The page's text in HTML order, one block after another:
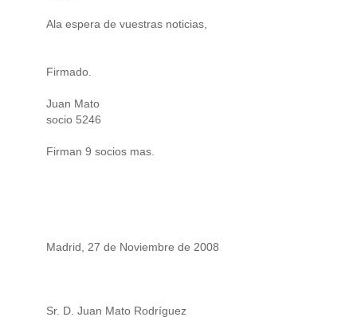
Ala espera de vuestras noticias,
Firmado.
Juan Mato
socio 5246
Firman 9 socios mas.
Madrid, 27 de Noviembre de 2008
Sr. D. Juan Mato Rodríguez